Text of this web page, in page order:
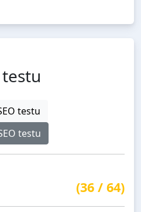
testu
testu
(36 / 64)